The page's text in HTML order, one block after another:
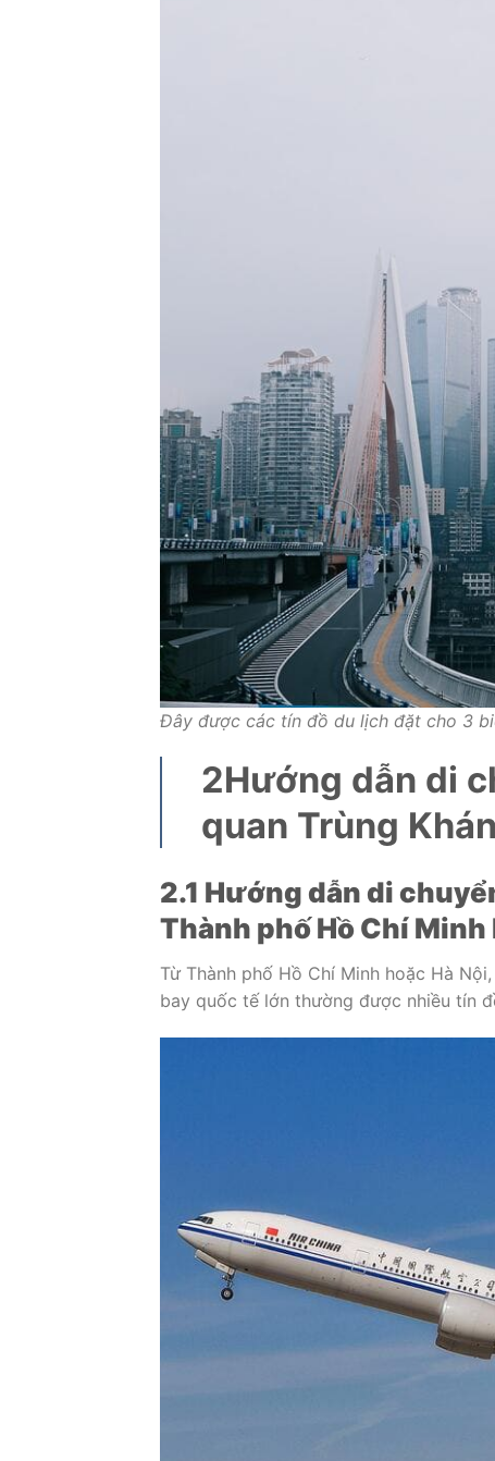
Đây được các tín đồ du lịch đặt cho 3
2Hướng dẫn di
quan Trùng
2.1 Hướng dẫn di
Thành phố Hồ Chí Minh
Từ Thành phố Hồ Chí Minh hoặc Hà
bay quốc tế lớn thường được nhiều tín